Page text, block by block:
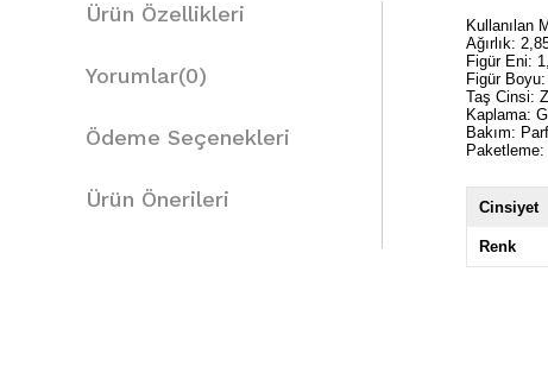
Ürün Özellikleri
Yorumlar(0)
Ödeme Seçenekleri
Ürün Önerileri
Kullanılan
Ağırlık:
Figür Eni:
Figür
Taş Cinsi:
Kaplama:
Bakım:
Cinsiyet
Renk